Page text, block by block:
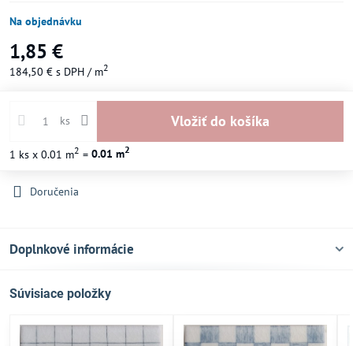
Na objednávku
1,85 €
184,50 € s DPH / m2
ks Vložiť do košíka
1 ks x 0.01 m2 = 0.01 m2
Doručenia
Doplnkové informácie
Súvisiace položky